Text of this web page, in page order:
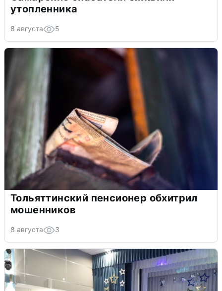
утопленника
8 августа 5
Тольяттинский пенсионер обхитрил
мошенников
8 августа 3